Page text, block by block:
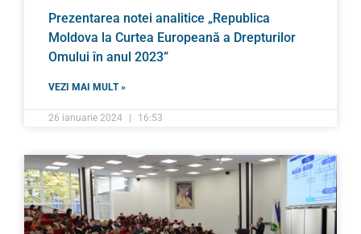
Prezentarea notei analitice „Republica
Moldova la Curtea Europeană a Drepturilor
Omului în anul 2023”
VEZI MAI MULT »
26 ianuarie 2024 16:53